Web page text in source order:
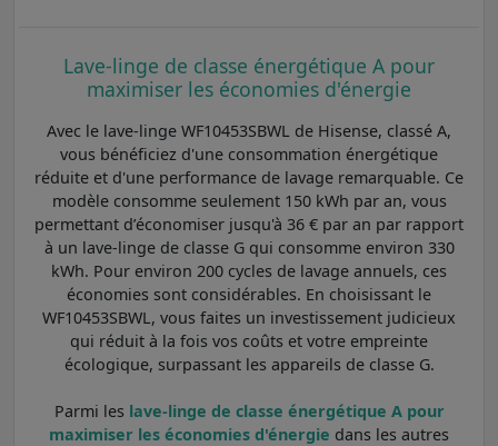
Lave-linge de classe énergétique A pour
maximiser les économies d'énergie
Avec le lave-linge WF10453SBWL de Hisense, classé A,
vous bénéficiez d'une consommation énergétique
réduite et d'une performance de lavage remarquable. Ce
modèle consomme seulement 150 kWh par an, vous
permettant d’économiser jusqu'à 36 € par an par rapport
à un lave-linge de classe G qui consomme environ 330
kWh. Pour environ 200 cycles de lavage annuels, ces
économies sont considérables. En choisissant le
WF10453SBWL, vous faites un investissement judicieux
qui réduit à la fois vos coûts et votre empreinte
écologique, surpassant les appareils de classe G.
Parmi les lave-linge de classe énergétique A pour
maximiser les économies d'énergie dans les autres